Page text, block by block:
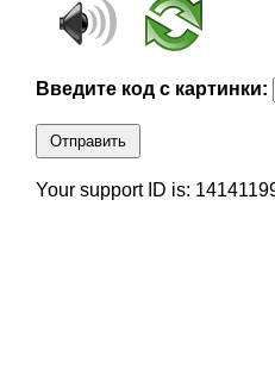
Введите код с картинки:
Отправить
Your support ID is: